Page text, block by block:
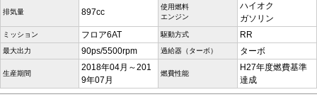
排気量 897cc
使用燃料
エンジン
ハイオク
ガソリン
ミッション フロア6AT 駆動方式 RR
最大出力 90ps/5500rpm 過給器（ターボ） ターボ
生産期間
2018年04月～201
9年07月
燃費性能
H27年度燃費基準
達成